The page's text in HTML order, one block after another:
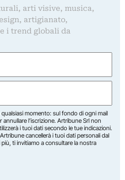
arti visive, musica,
artigianato,
i trend globali da
momento: sul fondo di ogni mail
l’iscrizione. Artribune Srl non
i tuoi dati secondo le tue indicazioni.
cancellerà i tuoi dati personali dal
ti invitiamo a consultare la nostra